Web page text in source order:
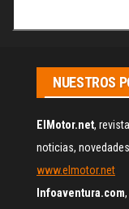
NUESTROS
ElMotor.net,
noticias,
www.elmotor.net
Infoaventura.com